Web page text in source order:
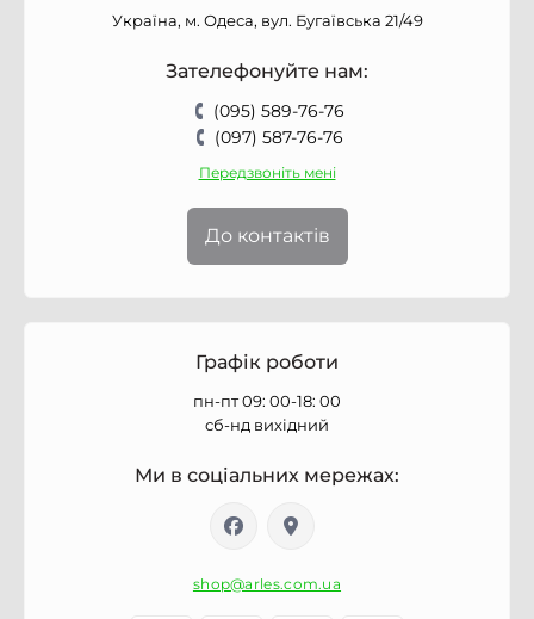
Україна, м. Одеса, вул. Бугаївська 21/49
Зателефонуйте нам:
(095) 589-76-76
(097) 587-76-76
Передзвоніть мені
До контактів
Графік роботи
пн-пт 09: 00-18: 00
сб-нд вихідний
Ми в соціальних мережах:
shop@arles.com.ua